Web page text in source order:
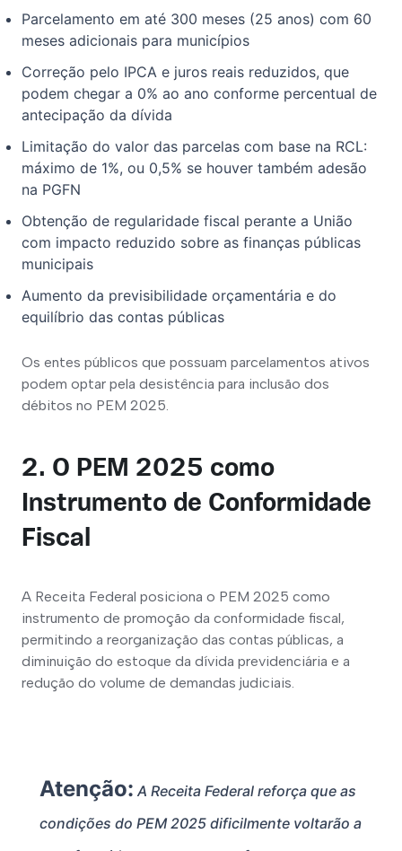
Parcelamento em até 300 meses (25 anos) com 60
meses adicionais para municípios
Correção pelo IPCA e juros reais reduzidos, que
podem chegar a 0% ao ano conforme percentual de
antecipação da dívida
Limitação do valor das parcelas com base na RCL:
máximo de 1%, ou 0,5% se houver também adesão
na PGFN
Obtenção de regularidade fiscal perante a União
com impacto reduzido sobre as finanças públicas
municipais
Aumento da previsibilidade orçamentária e do
equilíbrio das contas públicas
Os entes públicos que possuam parcelamentos ativos
podem optar pela desistência para inclusão dos
débitos no PEM 2025.
2. O PEM 2025 como
Instrumento de Conformidade
Fiscal
A Receita Federal posiciona o PEM 2025 como
instrumento de promoção da conformidade fiscal,
permitindo a reorganização das contas públicas, a
diminuição do estoque da dívida previdenciária e a
redução do volume de demandas judiciais.
Atenção: A Receita Federal reforça que as
condições do PEM 2025 dificilmente voltarão a